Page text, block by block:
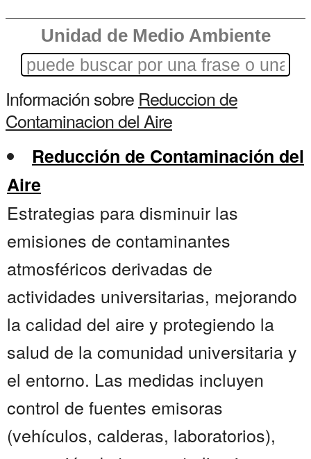
Unidad de Medio Ambiente
Información sobre Reduccion de
Contaminacion del Aire
Reducción de Contaminación del
Aire
Estrategias para disminuir las
emisiones de contaminantes
atmosféricos derivadas de
actividades universitarias, mejorando
la calidad del aire y protegiendo la
salud de la comunidad universitaria y
el entorno. Las medidas incluyen
control de fuentes emisoras
(vehículos, calderas, laboratorios),